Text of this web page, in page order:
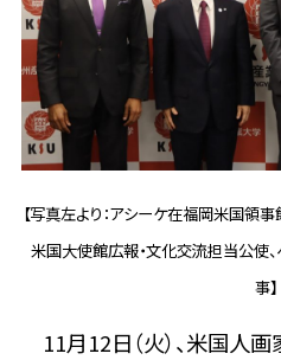
【写真左より：アシーケ在福岡米国領
米国大使館広報・文化交流担当公使
事】
11月12日（火）、米国人画